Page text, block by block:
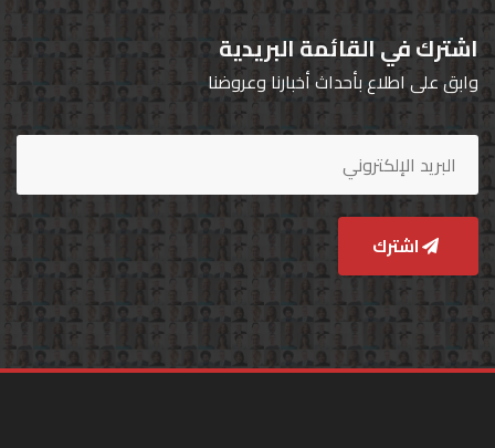
اشترك في القائمة البريدية
وابق على اطلاع بأحداث أخبارنا وعروضنا
اشترك